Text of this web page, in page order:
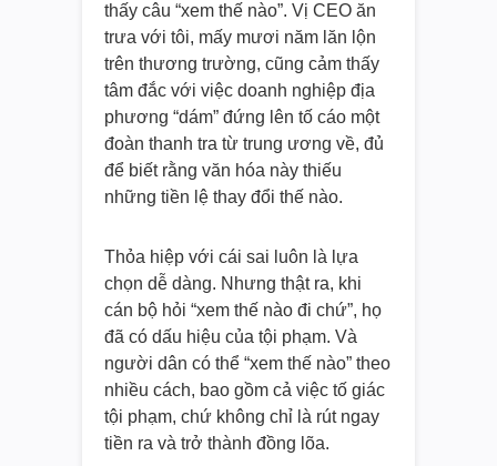
thấy câu “xem thế nào”. Vị CEO ăn
trưa với tôi, mấy mươi năm lăn lộn
trên thương trường, cũng cảm thấy
tâm đắc với việc doanh nghiệp địa
phương “dám” đứng lên tố cáo một
đoàn thanh tra từ trung ương về, đủ
để biết rằng văn hóa này thiếu
những tiền lệ thay đổi thế nào.
Thỏa hiệp với cái sai luôn là lựa
chọn dễ dàng. Nhưng thật ra, khi
cán bộ hỏi “xem thế nào đi chứ”, họ
đã có dấu hiệu của tội phạm. Và
người dân có thể “xem thế nào” theo
nhiều cách, bao gồm cả việc tố giác
tội phạm, chứ không chỉ là rút ngay
tiền ra và trở thành đồng lõa.